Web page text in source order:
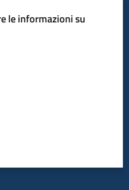
le informazioni su